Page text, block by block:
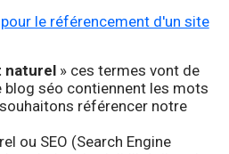
le référencement d'un site
naturel » ces termes vont de
blog séo contiennent les mots
référencer notre
ou SEO (Search Engine